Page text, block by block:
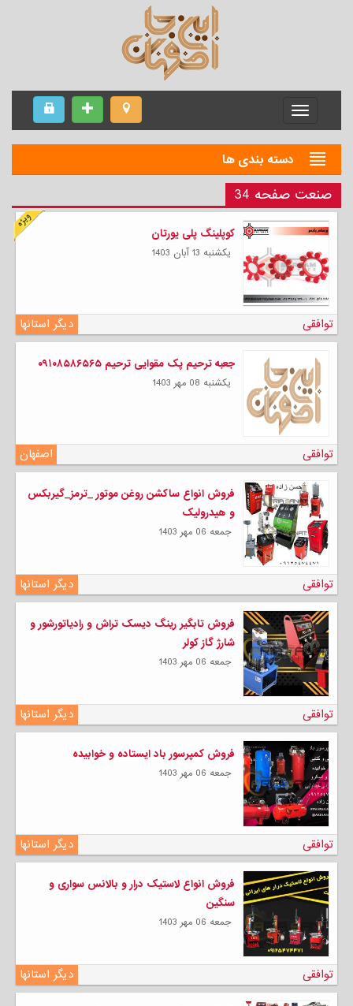
Menu
دسته بندی ها
صنعت صفحه 34
کوپلینگ پلی یورتان
يكشنبه 13 آبان 1403
دیگر استانها توافقی
جعبه ترحیم پک مقوایی ترحیم ۰۹۱۰۸۵۸۶۵۶۵
يكشنبه 08 مهر 1403
اصفهان توافقی
فروش انواع ساکشن روغن موتور _ترمز_گیربکس
و هیدرولیک
جمعه 06 مهر 1403
دیگر استانها توافقی
فروش تابگیر رینگ دیسک تراش و رادیاتورشور و
شارژ گاز کولر
جمعه 06 مهر 1403
دیگر استانها توافقی
فروش کمپرسور باد ایستاده و خوابیده
جمعه 06 مهر 1403
دیگر استانها توافقی
فروش انواع لاستیک درار و بالانس سواری و
سنگین
جمعه 06 مهر 1403
دیگر استانها توافقی